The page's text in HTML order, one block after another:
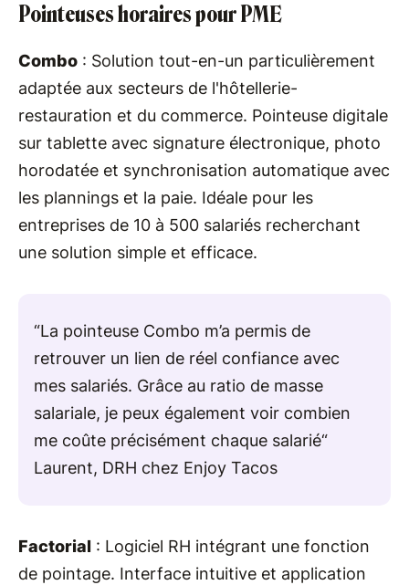
Pointeuses horaires pour PME
Combo : Solution tout-en-un particulièrement
adaptée aux secteurs de l'hôtellerie-
restauration et du commerce. Pointeuse digitale
sur tablette avec signature électronique, photo
horodatée et synchronisation automatique avec
les plannings et la paie. Idéale pour les
entreprises de 10 à 500 salariés recherchant
une solution simple et efficace.
“La pointeuse Combo m’a permis de
retrouver un lien de réel confiance avec
mes salariés. Grâce au ratio de masse
salariale, je peux également voir combien
me coûte précisément chaque salarié“
Laurent, DRH chez Enjoy Tacos
Factorial : Logiciel RH intégrant une fonction
de pointage. Interface intuitive et application